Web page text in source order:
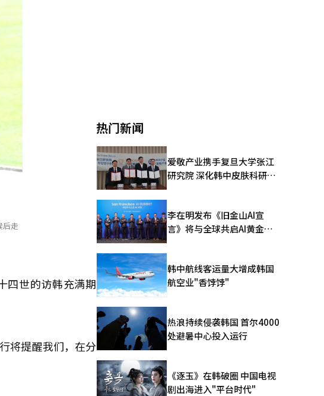
后走
四世的访韩充满期
将提醒我们，在分
热门新闻
爱敬产业携手复旦大学张江
研究院 深化韩中皮肤科研合
李在明发布《旧金山AI宣
言》将与全球共启AI黄金时
韩中航线客运量大增成韩国
航空业"香饽饽"
热浪持续侵袭韩国 首尔4000
处避暑中心投入运行
《逐玉》在韩破圈 中国电视
剧出海进入"平台时代"